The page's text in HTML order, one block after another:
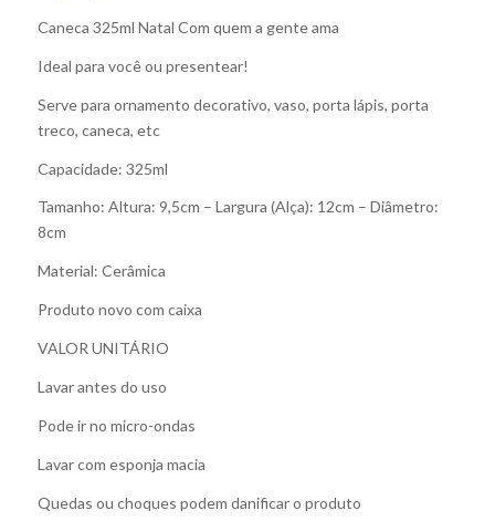
Caneca 325ml Natal Com quem a gente ama
Ideal para você ou presentear!
Serve para ornamento decorativo, vaso, porta lápis, porta
treco, caneca, etc
Capacidade: 325ml
Tamanho: Altura: 9,5cm – Largura (Alça): 12cm – Diâmetro:
8cm
Material: Cerâmica
Produto novo com caixa
VALOR UNITÁRIO
Lavar antes do uso
Pode ir no micro-ondas
Lavar com esponja macia
Quedas ou choques podem danificar o produto